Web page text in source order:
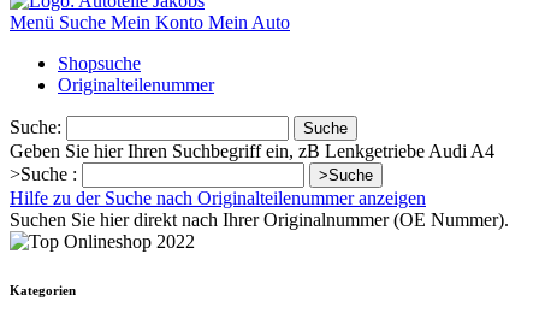
Menü Suche Mein Konto Mein Auto
Shopsuche
Originalteilenummer
Suche: Suche
Geben Sie hier Ihren Suchbegriff ein, zB Lenkgetriebe Audi A4
>Suche :
>Suche
Hilfe zu der Suche nach Originalteilenummer anzeigen
Suchen Sie hier direkt nach Ihrer Originalnummer (OE Nummer).
Kategorien